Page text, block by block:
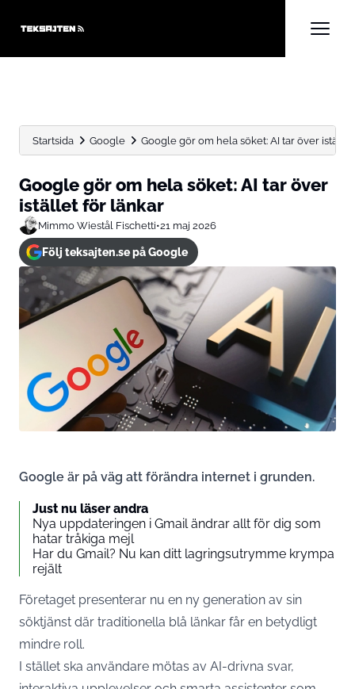
Startsida Google Google gör om hela söket: AI tar över istället
Google gör om hela söket: AI tar över
istället för länkar
Mimmo Wiestål Fischetti•21 maj 2026
Följ teksajten.se på Google
Google är på väg att förändra internet i grunden.
Just nu läser andra
Nya uppdateringen i Gmail ändrar allt för dig som
hatar tråkiga mejl
Har du Gmail? Nu kan ditt lagringsutrymme krympa
rejält
Företaget presenterar nu en ny generation av sin
söktjänst där traditionella blå länkar får en betydligt
mindre roll.
I stället ska användare mötas av AI-drivna svar,